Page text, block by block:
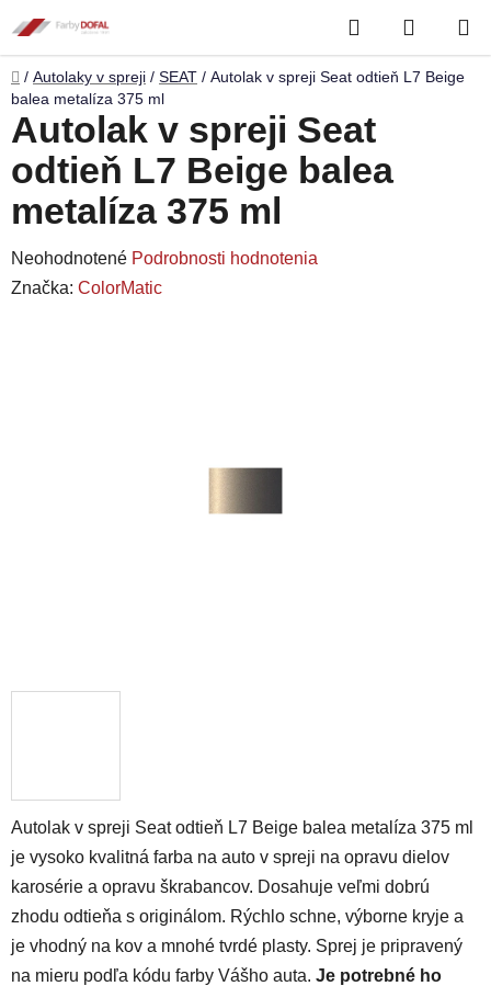
na
obsah
Hľadať
KOŠÍK
Domov
/ Autolaky v spreji / SEAT / Autolak v spreji Seat odtieň L7 Beige
balea metalíza 375 ml
Autolak v spreji Seat odtieň L7 Beige balea metalíza 375 ml
je vysoko kvalitná farba na auto v spreji na opravu dielov
karosérie a opravu škrabancov. Dosahuje veľmi dobrú
zhodu odtieňa s originálom. Rýchlo schne, výborne kryje a
je vhodný na kov a mnohé tvrdé plasty. Sprej je pripravený
na mieru podľa kódu farby Vášho auta. Je potrebné ho
Autolak v spreji Seat
odtieň L7 Beige balea
metalíza 375 ml
Priemerné
hodnotenie
Neohodnotené Podrobnosti hodnotenia
Značka: ColorMatic